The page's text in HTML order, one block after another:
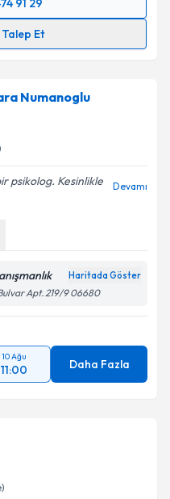
91 29
Et
ile bilgilendireceğiz.
ediyorum.
Gönder
Numanoglu
psikolog. Kesinlikle
Devamı
Haritada Göster
Apt. 219/9 06680
10 Ağu
11:00 Daha Fazla